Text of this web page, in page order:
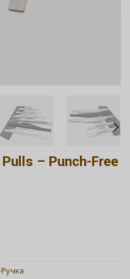
– Punch-Free
Ручка